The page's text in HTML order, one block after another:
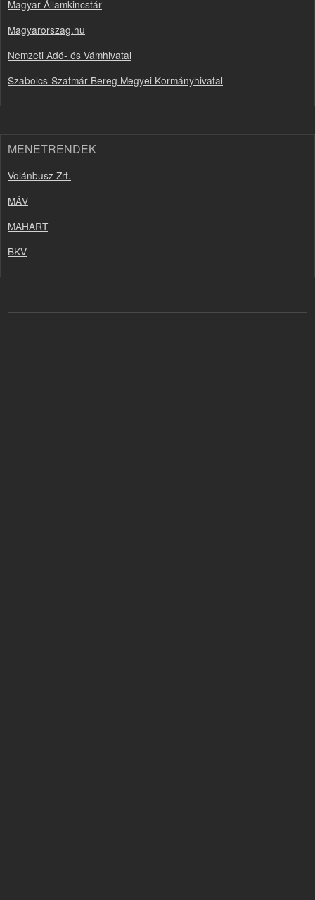
Magyar Államkincstár
Magyarorszag.hu
Nemzeti Adó- és Vámhivatal
Szabolcs-Szatmár-Bereg Megyei Kormányhivatal
MENETRENDEK
Volánbusz Zrt.
MÁV
MAHART
BKV